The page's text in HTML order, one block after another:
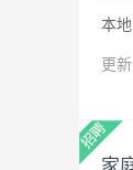
本
更
家